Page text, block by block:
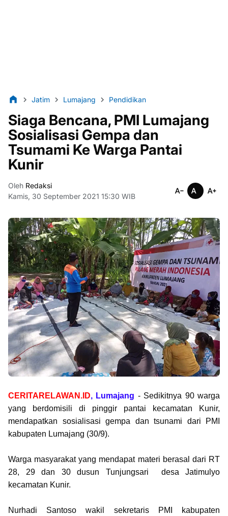
Jatim Lumajang Pendidikan
Siaga Bencana, PMI Lumajang
Sosialisasi Gempa dan
Tsumami Ke Warga Pantai
Kunir
Oleh Redaksi
Kamis, 30 September 2021 15:30 WIB
CERITARELAWAN.ID, Lumajang - Sedikitnya 90 warga
yang berdomisili di pinggir pantai kecamatan Kunir,
mendapatkan sosialisasi gempa dan tsunami dari PMI
kabupaten Lumajang (30/9).
Warga masyarakat yang mendapat materi berasal dari RT
28, 29 dan 30 dusun Tunjungsari desa Jatimulyo
kecamatan Kunir.
Nurhadi Santoso wakil sekretaris PMI kabupaten